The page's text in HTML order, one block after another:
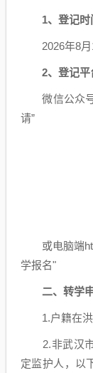
1、登记时
2026年8月
2、登记平
微信公众号“
请”
或电脑端
学报名"
二、转学
1.户籍在洪
2.非武汉市
定监护人，以